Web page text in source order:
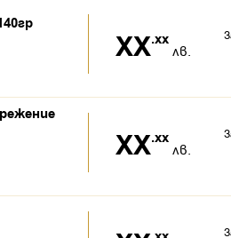
XX.xx
лв.
XX.xx
лв.